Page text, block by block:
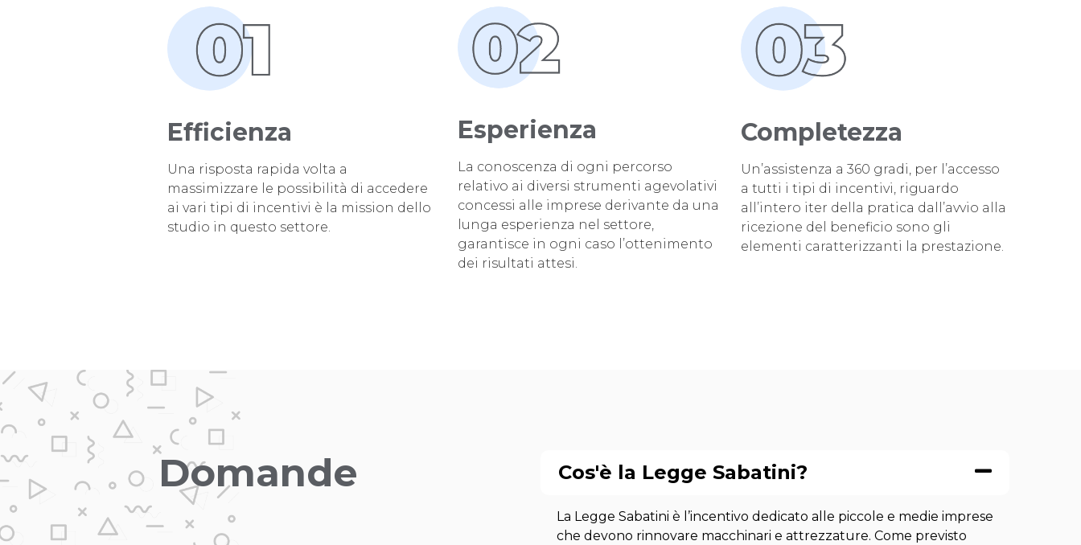
Efficienza
Una risposta rapida volta a
massimizzare le possibilità di accedere
ai vari tipi di incentivi è la mission dello
studio in questo settore.
Esperienza
La conoscenza di ogni percorso
relativo ai diversi strumenti agevolativi
concessi alle imprese derivante da una
lunga esperienza nel settore,
garantisce in ogni caso l’ottenimento
dei risultati attesi.
Completezza
Un’assistenza a 360 gradi, per l’accesso
a tutti i tipi di incentivi, riguardo
all’intero iter della pratica dall’avvio alla
ricezione del beneficio sono gli
elementi caratterizzanti la prestazione.
Domande Cos'è la Legge Sabatini?
La Legge Sabatini è l’incentivo dedicato alle piccole e medie imprese
che devono rinnovare macchinari e attrezzature. Come previsto